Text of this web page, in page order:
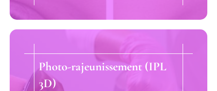
Photo-rajeunissement (IPL
3D)